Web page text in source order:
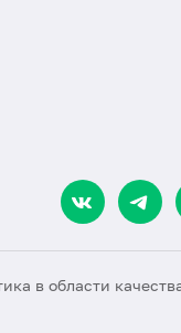
в области